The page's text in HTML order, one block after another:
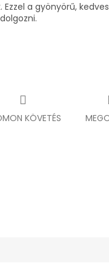
Ezzel a gyönyörű,
KÖVETÉS